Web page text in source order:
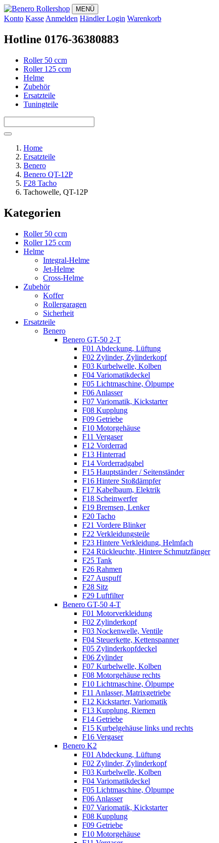
MENÜ
Konto Kasse Anmelden Händler Login Warenkorb
Hotline 0176-36380883
Roller 50 ccm
Roller 125 ccm
Helme
Zubehör
Ersatzteile
Tuningteile
Home
Ersatzteile
Benero
Benero QT-12P
F28 Tacho
Tachowelle, QT-12P
Kategorien
Roller 50 ccm
Roller 125 ccm
Helme
Integral-Helme
Jet-Helme
Cross-Helme
Zubehör
Koffer
Rollergaragen
Sicherheit
Ersatzteile
Benero
Benero GT-50 2-T
F01 Abdeckung, Lüftung
F02 Zylinder, Zylinderkopf
F03 Kurbelwelle, Kolben
F04 Variomatikdeckel
F05 Lichtmaschine, Ölpumpe
F06 Anlasser
F07 Variomatik, Kickstarter
F08 Kupplung
F09 Getriebe
F10 Motorgehäuse
F11 Vergaser
F12 Vorderrad
F13 Hinterrad
F14 Vorderradgabel
F15 Hauptständer / Seitenständer
F16 Hintere Stoßdämpfer
F17 Kabelbaum, Elektrik
F18 Scheinwerfer
F19 Bremsen, Lenker
F20 Tacho
F21 Vordere Blinker
F22 Verkleidungsteile
F23 Hintere Verkleidung, Helmfach
F24 Rückleuchte, Hintere Schmutzfänger
F25 Tank
F26 Rahmen
F27 Auspuff
F28 Sitz
F29 Luftfilter
Benero GT-50 4-T
F01 Motorverkleidung
F02 Zylinderkopf
F03 Nockenwelle, Ventile
F04 Steuerkette, Kettenspanner
F05 Zylinderkopfdeckel
F06 Zylinder
F07 Kurbelwelle, Kolben
F08 Motorgehäuse rechts
F10 Lichtmaschine, Ölpumpe
F11 Anlasser, Matrixgetriebe
F12 Kickstarter, Variomatik
F13 Kupplung, Riemen
F14 Getriebe
F15 Kurbelgehäuse links und rechts
F16 Vergaser
Benero K2
F01 Abdeckung, Lüftung
F02 Zylinder, Zylinderkopf
F03 Kurbelwelle, Kolben
F04 Variomatikdeckel
F05 Lichtmaschine, Ölpumpe
F06 Anlasser
F07 Variomatik, Kickstarter
F08 Kupplung
F09 Getriebe
F10 Motorgehäuse